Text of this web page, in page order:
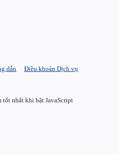
dẫn
Điều khoản Dịch vụ
tốt nhất khi bật JavaScript